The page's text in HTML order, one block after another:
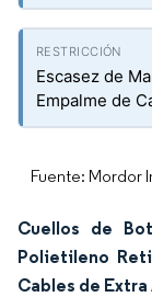
Escasez de
Empalme de
Fuente: Mordor
Cuellos de
Polietileno
Cables de